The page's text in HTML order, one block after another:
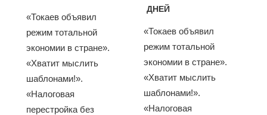
«Токаев объявил
режим тотальной
экономии в стране».
«Хватит мыслить
шаблонами!».
«Налоговая
перестройка без
ДНЕЙ
«Токаев объявил
режим тотальной
экономии в стране».
«Хватит мыслить
шаблонами!».
«Налоговая